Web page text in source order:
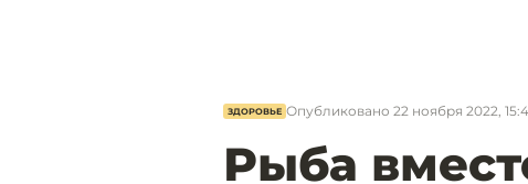
ЗДОРОВЬЕ Опубликовано 22 ноября 2022,
Рыба